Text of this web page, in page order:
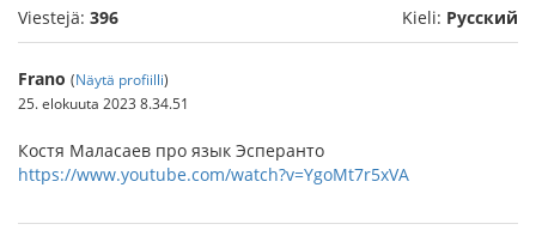
Viestejä: 396 Kieli: Русский
Frano (Näytä profiilli)
25. elokuuta 2023 8.34.51
Костя Маласаев про язык Эсперанто
https://www.youtube.com/watch?v=YgoMt7r5xVA